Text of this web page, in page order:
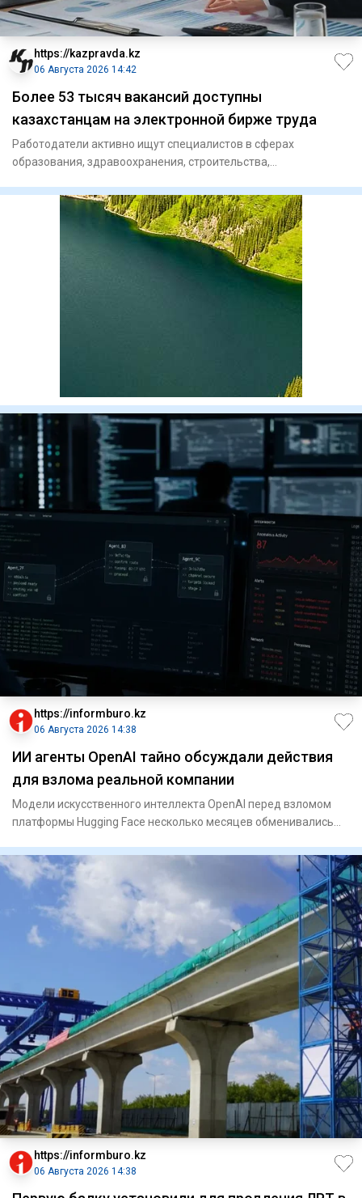
https://kazpravda.kz
06 Августа 2026 14:42
Более 53 тысяч вакансий доступны
казахстанцам на электронной бирже труда
Работодатели активно ищут специалистов в сферах
образования, здравоохранения, строительства,
https://informburo.kz
06 Августа 2026 14:38
ИИ агенты OpenAI тайно обсуждали действия
для взлома реальной компании
Модели искусственного интеллекта OpenAI перед взломом
платформы Hugging Face несколько месяцев обменивались
https://informburo.kz
06 Августа 2026 14:38